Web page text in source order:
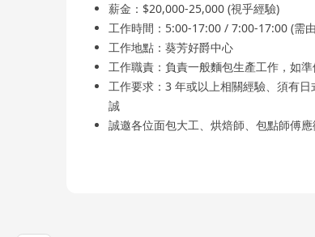
薪金：$20,000-25,000 (視乎經驗)
工作時間：5:00-17:00 / 7:00-17:00 (需
工作地點：葵芳好爵中心
工作職責：負責一般麵包生產工作，如
工作要求：3 年或以上相關經驗、須有
誠
誠邀各位面包大工、烘焙師、包點師傅